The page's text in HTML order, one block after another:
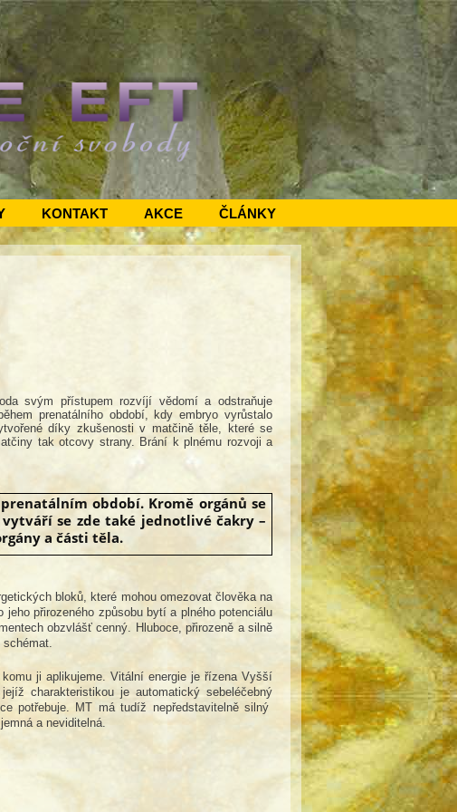
svým přístupem rozvíjí vědomí a odstraňuje
prenatálního období, kdy embryo vyrůstalo
díky zkušenosti v matčině těle, které se
tak otcovy strany. Brání k plnému rozvoji a
období. Kromě orgánů se
se zde také jednotlivé čakry –
a části těla.
bloků, které mohou omezovat člověka na
přirozeného způsobu bytí a plného potenciálu
obzvlášť cenný. Hluboce, přirozeně a silně
ji aplikujeme. Vitální energie je řízena Vyšší
charakteristikou je automatický sebeléčebný
potřebuje. MT má tudíž nepředstavitelně silný
a neviditelná.
KONTAKT AKCE ČLÁNKY